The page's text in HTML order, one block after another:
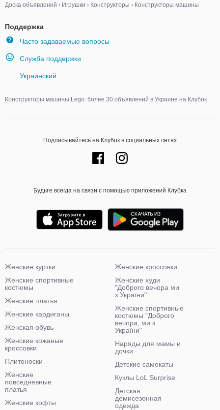
Доска объявлений › Игрушки › Конструкторы › Конструкторы машины
Поддержка
Часто задаваемые вопросы
Служба поддержки
Украинский
Конструкторы машины Lego: более 30 объявлений в Украине на Клубок
Подписывайтесь на Клубок в социальных сетях
Будьте всегда на связи с помощью приложений Клубка
Женские куртки
Женские спортивные
костюмы
Женские платья
Женские кардиганы
Женская обувь
Женские кожаные
кроссовки
Плитоноски
Женские
повседневные
платья
Женские кофты
Женские кроссовки
Женские худи
"Доброго вечора ми
з України"
Женские спортивные
костюмы "Доброго
вечора, ми з
України"
Наряды для мамы и
дочки
Детские самокаты
Куклы LoL Surprise
Детская
демисезонная
одежда